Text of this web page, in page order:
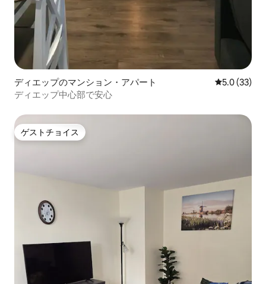
ディエップのマンション・アパート レビュー33
5.0 (33)
ディエップ中心部で安心
ゲストチョイス
ゲストチョイス